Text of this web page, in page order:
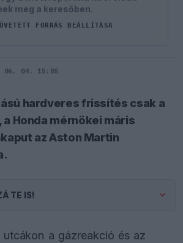
meg a keresőben.
FORRÁS BEÁLLÍTÁSA
06. 04. 15:05
hardveres frissítés csak a
Honda mérnökei máris
az Aston Martin
TE IS!
a gázreakció és az